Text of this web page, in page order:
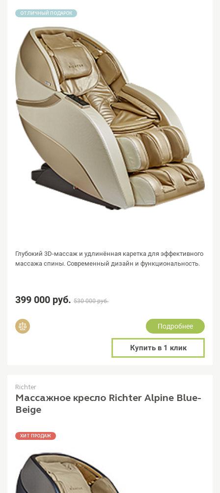
ОТЛИЧНЫЙ ПОДАРОК
Глубокий 3D-массаж и удлинённая каретка для эффективного
массажа спины. Современный дизайн и функциональность.
399 000 руб. 530 000 руб.
Подробнее
Купить в 1 клик
Richter
Массажное кресло Richter Alpine Blue-
Beige
ХИТ ПРОДАЖ